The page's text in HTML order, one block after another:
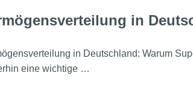
in
in Deutschland: Warum
eine wichtige …